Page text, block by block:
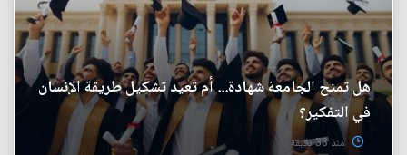
هل تمنح الجامعة شهادة... أم تعيد تشكيل طريقة الإنسان
في التفكير؟
منذ 38 دقيقة